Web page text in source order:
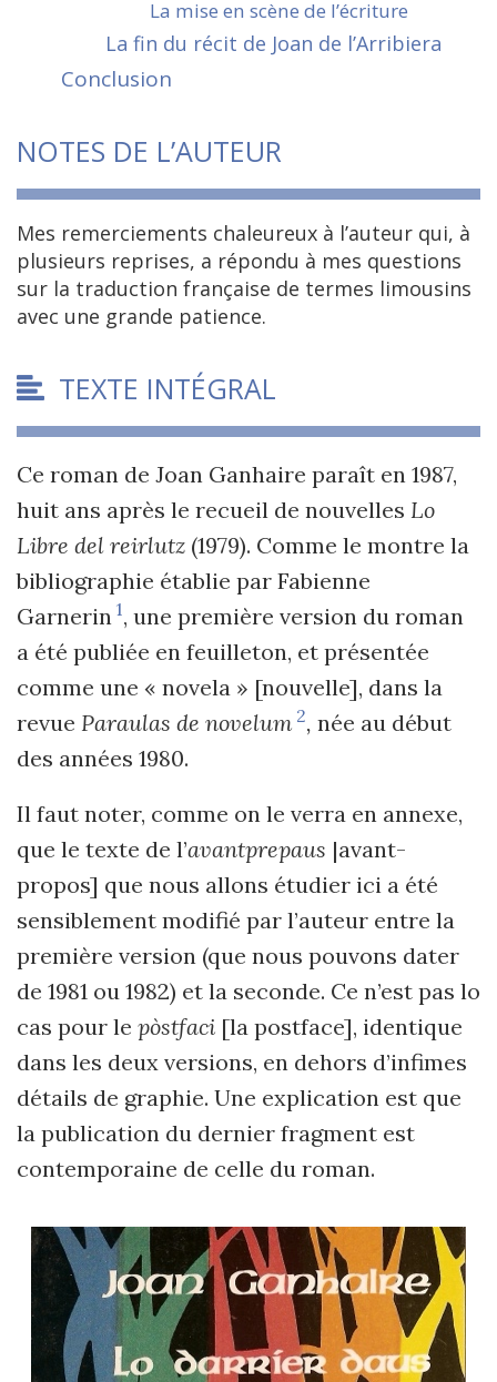
La mise en scène de l’écriture
La fin du récit de Joan de l’Arribiera
Conclusion
NOTES DE L’AUTEUR
Mes remerciements chaleureux à l’auteur qui, à
plusieurs reprises, a répondu à mes questions
sur la traduction française de termes limousins
avec une grande patience.
TEXTE INTÉGRAL
Ce roman de Joan Ganhaire paraît en 1987,
huit ans après le recueil de nouvelles Lo
Libre del reirlutz (1979). Comme le montre la
bibliographie établie par Fabienne
Garnerin 1, une première version du roman
a été publiée en feuilleton, et présentée
comme une « novela » [nouvelle], dans la
revue Paraulas de novelum 2,née au début
des années 1980.
Il faut noter, comme on le verra en annexe,
que le texte de l’avantprepaus |avant-
propos] que nous allons étudier ici a été
sensiblement modifié par l’auteur entre la
première version (que nous pouvons dater
de 1981 ou 1982) et la seconde. Ce n’est pas lo
cas pour le pòstfaci [la postface], identique
dans les deux versions, en dehors d’infimes
détails de graphie. Une explication est que
la publication du dernier fragment est
contemporaine de celle du roman.